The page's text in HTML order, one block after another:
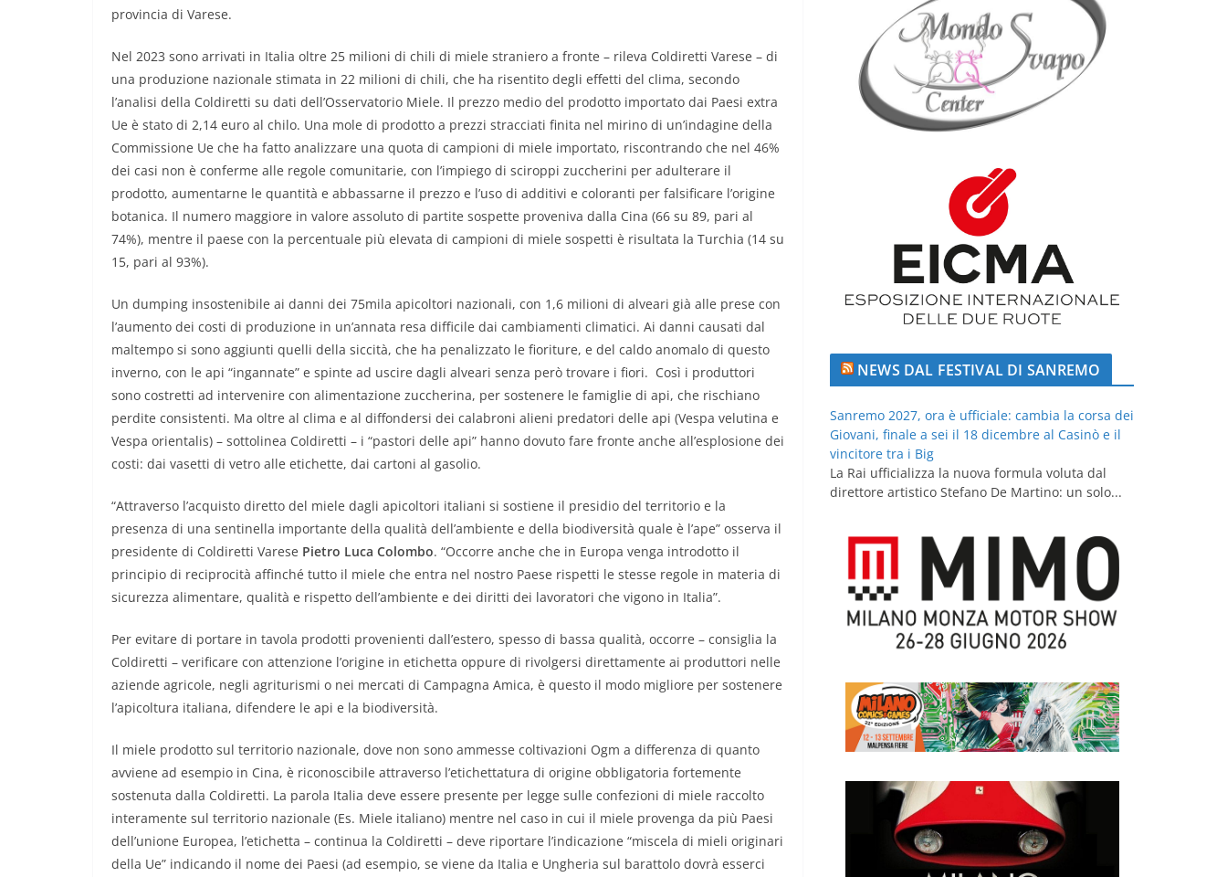
provincia di Varese.
Nel 2023 sono arrivati in Italia oltre 25 milioni di chili di miele straniero a fronte – rileva Coldiretti Varese – di
una produzione nazionale stimata in 22 milioni di chili, che ha risentito degli effetti del clima, secondo
l’analisi della Coldiretti su dati dell’Osservatorio Miele. Il prezzo medio del prodotto importato dai Paesi extra
Ue è stato di 2,14 euro al chilo. Una mole di prodotto a prezzi stracciati finita nel mirino di un’indagine della
Commissione Ue che ha fatto analizzare una quota di campioni di miele importato, riscontrando che nel 46%
dei casi non è conferme alle regole comunitarie, con l’impiego di sciroppi zuccherini per adulterare il
prodotto, aumentarne le quantità e abbassarne il prezzo e l’uso di additivi e coloranti per falsificare l’origine
botanica. Il numero maggiore in valore assoluto di partite sospette proveniva dalla Cina (66 su 89, pari al
74%), mentre il paese con la percentuale più elevata di campioni di miele sospetti è risultata la Turchia (14 su
15, pari al 93%).
Un dumping insostenibile ai danni dei 75mila apicoltori nazionali, con 1,6 milioni di alveari già alle prese con
l’aumento dei costi di produzione in un’annata resa difficile dai cambiamenti climatici. Ai danni causati dal
maltempo si sono aggiunti quelli della siccità, che ha penalizzato le fioriture, e del caldo anomalo di questo
inverno, con le api “ingannate” e spinte ad uscire dagli alveari senza però trovare i fiori. Così i produttori
sono costretti ad intervenire con alimentazione zuccherina, per sostenere le famiglie di api, che rischiano
perdite consistenti. Ma oltre al clima e al diffondersi dei calabroni alieni predatori delle api (Vespa velutina e
Vespa orientalis) – sottolinea Coldiretti – i “pastori delle api” hanno dovuto fare fronte anche all’esplosione dei
costi: dai vasetti di vetro alle etichette, dai cartoni al gasolio.
“Attraverso l’acquisto diretto del miele dagli apicoltori italiani si sostiene il presidio del territorio e la
presenza di una sentinella importante della qualità dell’ambiente e della biodiversità quale è l’ape” osserva il
presidente di Coldiretti Varese Pietro Luca Colombo. “Occorre anche che in Europa venga introdotto il
principio di reciprocità affinché tutto il miele che entra nel nostro Paese rispetti le stesse regole in materia di
sicurezza alimentare, qualità e rispetto dell’ambiente e dei diritti dei lavoratori che vigono in Italia”.
Per evitare di portare in tavola prodotti provenienti dall’estero, spesso di bassa qualità, occorre – consiglia la
Coldiretti – verificare con attenzione l’origine in etichetta oppure di rivolgersi direttamente ai produttori nelle
aziende agricole, negli agriturismi o nei mercati di Campagna Amica, è questo il modo migliore per sostenere
l’apicoltura italiana, difendere le api e la biodiversità.
Il miele prodotto sul territorio nazionale, dove non sono ammesse coltivazioni Ogm a differenza di quanto
avviene ad esempio in Cina, è riconoscibile attraverso l’etichettatura di origine obbligatoria fortemente
sostenuta dalla Coldiretti. La parola Italia deve essere presente per legge sulle confezioni di miele raccolto
interamente sul territorio nazionale (Es. Miele italiano) mentre nel caso in cui il miele provenga da più Paesi
dell’unione Europea, l’etichetta – continua la Coldiretti – deve riportare l’indicazione “miscela di mieli originari
della Ue” indicando il nome dei Paesi (ad esempio, se viene da Italia e Ungheria sul barattolo dovrà esserci
NEWS DAL FESTIVAL DI SANREMO
Sanremo 2027, ora è ufficiale: cambia la corsa dei
Giovani, finale a sei il 18 dicembre al Casinò e il
vincitore tra i Big
La Rai ufficializza la nuova formula voluta dal
direttore artistico Stefano De Martino: un solo...